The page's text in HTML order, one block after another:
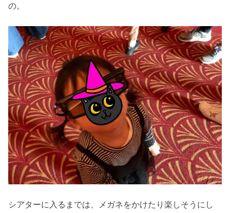
の。
シアターに入るまでは、メガネをかけたり楽しそうにし